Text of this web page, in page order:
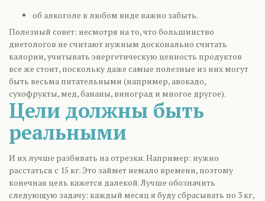
об алкоголе в любом виде важно забыть.
Полезный совет: несмотря на то, что большинство
диетологов не считают нужным досконально считать
калории, учитывать энергетическую ценность продуктов
все же стоит, поскольку даже самые полезные из них могут
быть весьма питательными (например, авокадо,
сухофрукты, мед, бананы, виноград и многое другое).
Цели должны быть
реальными
И их лучше разбивать на отрезки. Например: нужно
расстаться с 15 кг. Это займет немало времени, поэтому
конечная цель кажется далекой. Лучше обозначить
следующую задачу: каждый месяц я буду сбрасывать по 3 кг,